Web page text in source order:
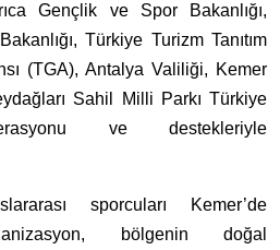
Gençlik ve Spor Bakanlığı,
Türkiye Turizm Tanıtım
(TGA), Antalya Valiliği, Kemer
Sahil Milli Parkı Türkiye
ve destekleriyle
sporcuları Kemer’de
bölgenin doğal